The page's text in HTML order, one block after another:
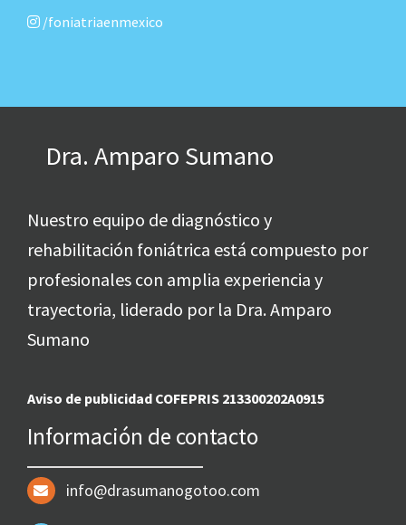
/foniatriaenmexico
Dra. Amparo Sumano
Nuestro equipo de diagnóstico y
rehabilitación foniátrica está compuesto por
profesionales con amplia experiencia y
trayectoria, liderado por la Dra. Amparo
Sumano
Aviso de publicidad COFEPRIS 213300202A0915
Información de contacto
info@drasumanogotoo.com